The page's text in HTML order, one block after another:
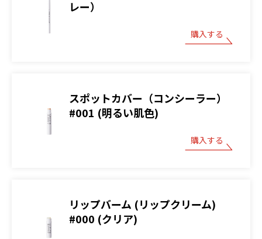
レー）
購入する
スポットカバー（コンシーラー）
#001 (明るい肌色)
購入する
リップバーム (リップクリーム)
#000 (クリア)